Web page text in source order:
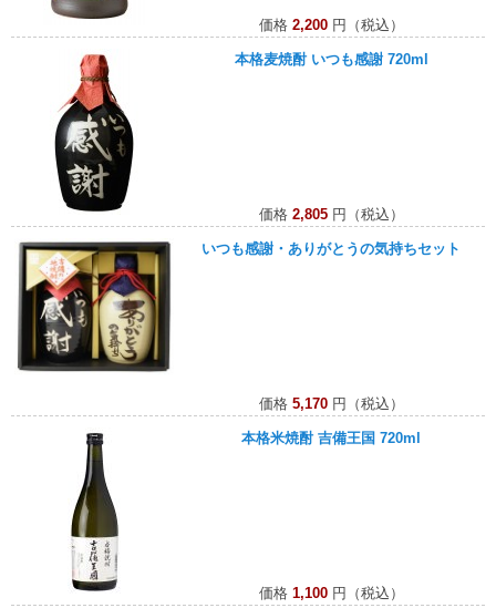
価格 2,200円（税込）
本格麦焼酎 いつも感謝 720ml
価格 2,805円（税込）
いつも感謝・ありがとうの気持ちセット
価格 5,170円（税込）
本格米焼酎 吉備王国 720ml
価格 1,100円（税込）